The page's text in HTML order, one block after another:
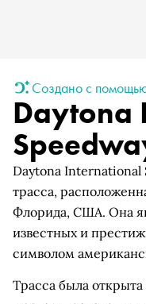
Создано с
Daytona
Daytona International
трасса,
Флорида, США. Она
известных и
символом
Трасса была открыта